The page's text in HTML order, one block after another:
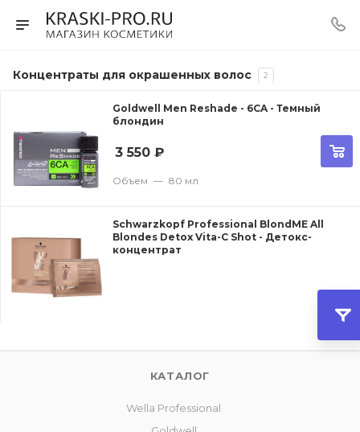
Концентраты для окрашенных волос 2
Goldwell Men Reshade - 6CA - Темный
блондин
3 550 ₽
Объем — 80 мл
Schwarzkopf Professional BlondME All
Blondes Detox Vita-C Shot - Детокс-
концентрат
КАТАЛОГ
Wella Professional